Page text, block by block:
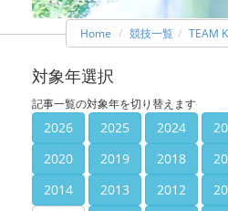
Home 競技一覧 TEAM
対象年選択
記事一覧の対象年を切り替えます
2026 2025 2024
2020
2019 2018
2014
2013 2012